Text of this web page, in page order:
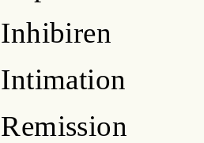
Inhibiren
Intimation
Remission